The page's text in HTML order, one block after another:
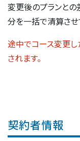
変更後のプランとの
分を一括で清算させ
途中でコース変更し
されます。
契約者情報